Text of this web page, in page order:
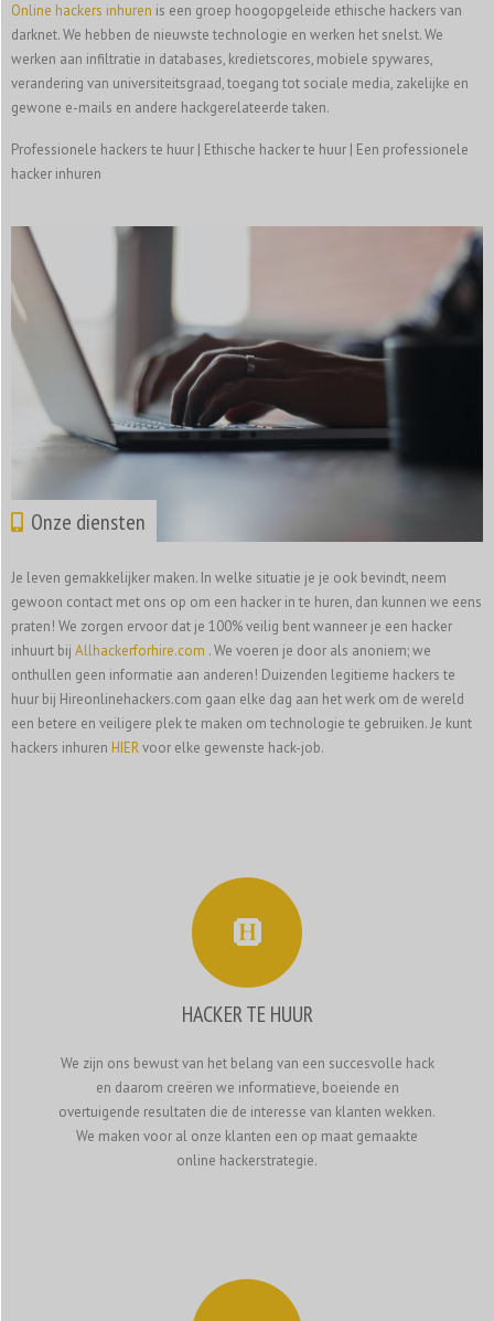
Online hackers inhuren is een groep hoogopgeleide ethische hackers van
darknet. We hebben de nieuwste technologie en werken het snelst. We
werken aan infiltratie in databases, kredietscores, mobiele spywares,
verandering van universiteitsgraad, toegang tot sociale media, zakelijke en
gewone e-mails en andere hackgerelateerde taken.
Professionele hackers te huur | Ethische hacker te huur | Een professionele
hacker inhuren
Onze diensten
Je leven gemakkelijker maken. In welke situatie je je ook bevindt, neem
gewoon contact met ons op om een hacker in te huren, dan kunnen we eens
praten! We zorgen ervoor dat je 100% veilig bent wanneer je een hacker
inhuurt bij Allhackerforhire.com . We voeren je door als anoniem; we
onthullen geen informatie aan anderen! Duizenden legitieme hackers te
huur bij Hireonlinehackers.com gaan elke dag aan het werk om de wereld
een betere en veiligere plek te maken om technologie te gebruiken. Je kunt
hackers inhuren HIERvoor elke gewenste hack-job.
HACKER TE HUUR
We zijn ons bewust van het belang van een succesvolle hack
en daarom creëren we informatieve, boeiende en
overtuigende resultaten die de interesse van klanten wekken.
We maken voor al onze klanten een op maat gemaakte
online hackerstrategie.